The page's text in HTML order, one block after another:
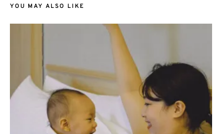
YOU MAY ALSO LIKE